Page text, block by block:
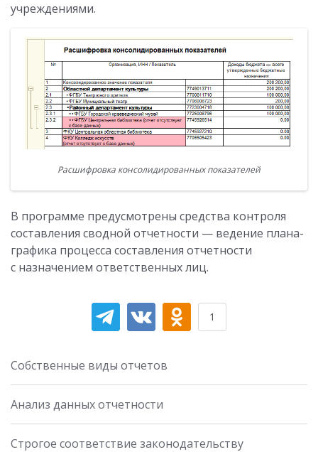
учреждениями.
Расшифровка консолидированных показателей
В программе предусмотрены средства контроля
составления сводной отчетности — ведение плана-
графика процесса составления отчетности
с назначением ответственных лиц.
1
Собственные виды отчетов
Анализ данных отчетности
Строгое соответствие законодательству